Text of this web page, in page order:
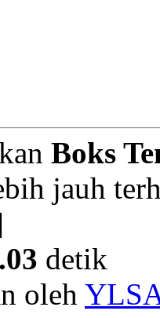
Boks
jauh
detik
oleh